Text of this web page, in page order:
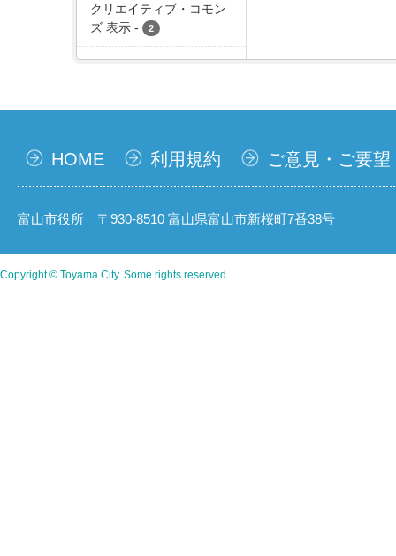
クリエイティブ・コモン
ズ 表示 - 2
HOME 利用規約 ご意見・ご要望
富山市役所 〒930-8510 富山県富山市新桜町7番38号
Copyright © Toyama City. Some rights reserved.